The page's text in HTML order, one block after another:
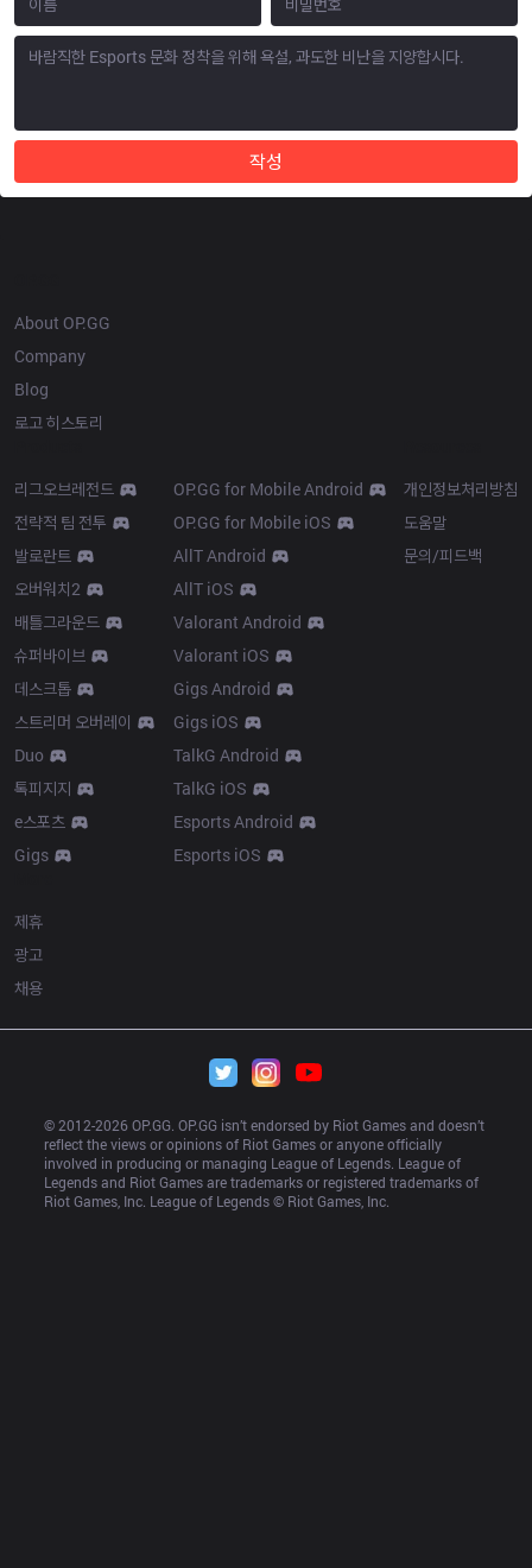
작성
About OP.GG
Company
Blog
로고 히스토리
리그오브레전드
전략적 팀 전투
발로란트
오버워치2
배틀그라운드
슈퍼바이브
데스크톱
스트리머 오버레이
Duo
톡피지지
e스포츠
Gigs
OP.GG for Mobile Android
OP.GG for Mobile iOS
AllT Android
AllT iOS
Valorant Android
Valorant iOS
Gigs Android
Gigs iOS
TalkG Android
TalkG iOS
Esports Android
Esports iOS
개인정보처리방침
도움말
문의/피드백
제휴
광고
채용
© 2012-2026 OP.GG. OP.GG isn’t endorsed by Riot Games and doesn’t
reflect the views or opinions of Riot Games or anyone officially
involved in producing or managing League of Legends. League of
Legends and Riot Games are trademarks or registered trademarks of
Riot Games, Inc. League of Legends © Riot Games, Inc.